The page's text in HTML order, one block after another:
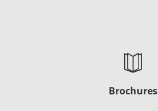
Brochures